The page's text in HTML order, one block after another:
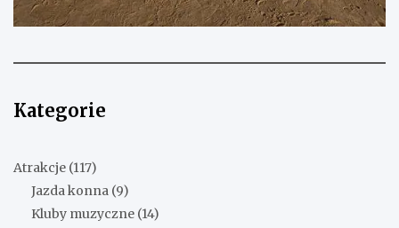
Kategorie
Atrakcje (117)
Jazda konna (9)
Kluby muzyczne (14)